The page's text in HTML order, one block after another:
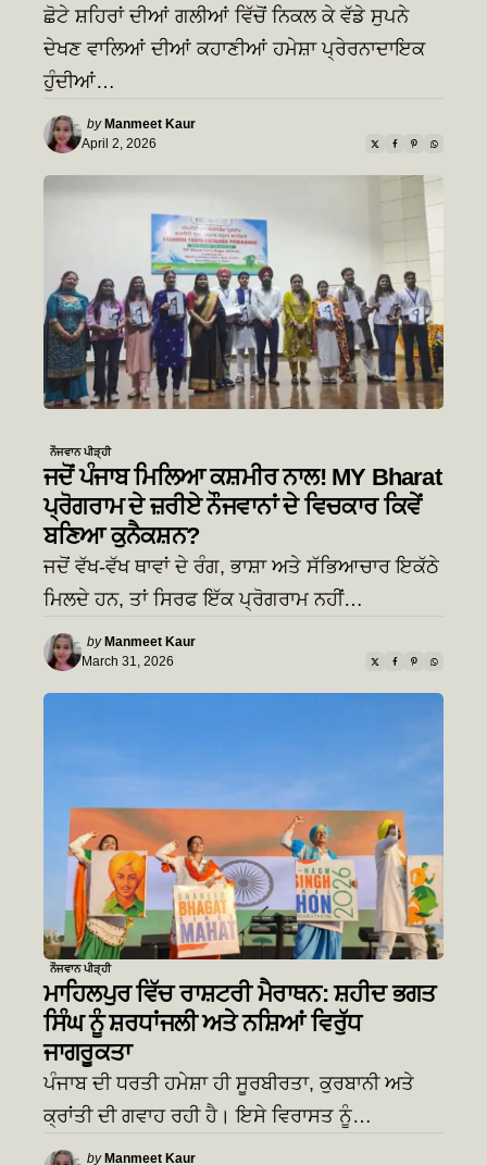
ਛੋਟੇ ਸ਼ਹਿਰਾਂ ਦੀਆਂ ਗਲੀਆਂ ਵਿੱਚੋਂ ਨਿਕਲ ਕੇ ਵੱਡੇ ਸੁਪਨੇ
ਦੇਖਣ ਵਾਲਿਆਂ ਦੀਆਂ ਕਹਾਣੀਆਂ ਹਮੇਸ਼ਾ ਪ੍ਰੇਰਨਾਦਾਇਕ
ਹੁੰਦੀਆਂ…
Posted
by
by Manmeet Kaur
April 2, 2026
ਨੌਜਵਾਨ ਪੀੜ੍ਹੀ
ਜਦੋਂ ਪੰਜਾਬ ਮਿਲਿਆ ਕਸ਼ਮੀਰ ਨਾਲ! MY Bharat
ਪ੍ਰੋਗਰਾਮ ਦੇ ਜ਼ਰੀਏ ਨੌਜਵਾਨਾਂ ਦੇ ਵਿਚਕਾਰ ਕਿਵੇਂ
ਬਣਿਆ ਕੁਨੈਕਸ਼ਨ?
ਜਦੋਂ ਵੱਖ-ਵੱਖ ਥਾਵਾਂ ਦੇ ਰੰਗ, ਭਾਸ਼ਾ ਅਤੇ ਸੱਭਿਆਚਾਰ ਇਕੱਠੇ
ਮਿਲਦੇ ਹਨ, ਤਾਂ ਸਿਰਫ ਇੱਕ ਪ੍ਰੋਗਰਾਮ ਨਹੀਂ…
Posted
by
by Manmeet Kaur
March 31, 2026
ਨੌਜਵਾਨ ਪੀੜ੍ਹੀ
ਮਾਹਿਲਪੁਰ ਵਿੱਚ ਰਾਸ਼ਟਰੀ ਮੈਰਾਥਨ: ਸ਼ਹੀਦ ਭਗਤ
ਸਿੰਘ ਨੂੰ ਸ਼ਰਧਾਂਜਲੀ ਅਤੇ ਨਸ਼ਿਆਂ ਵਿਰੁੱਧ
ਜਾਗਰੂਕਤਾ
ਪੰਜਾਬ ਦੀ ਧਰਤੀ ਹਮੇਸ਼ਾ ਹੀ ਸੂਰਬੀਰਤਾ, ਕੁਰਬਾਨੀ ਅਤੇ
ਕ੍ਰਾਂਤੀ ਦੀ ਗਵਾਹ ਰਹੀ ਹੈ। ਇਸੇ ਵਿਰਾਸਤ ਨੂੰ…
Posted
by Manmeet Kaur